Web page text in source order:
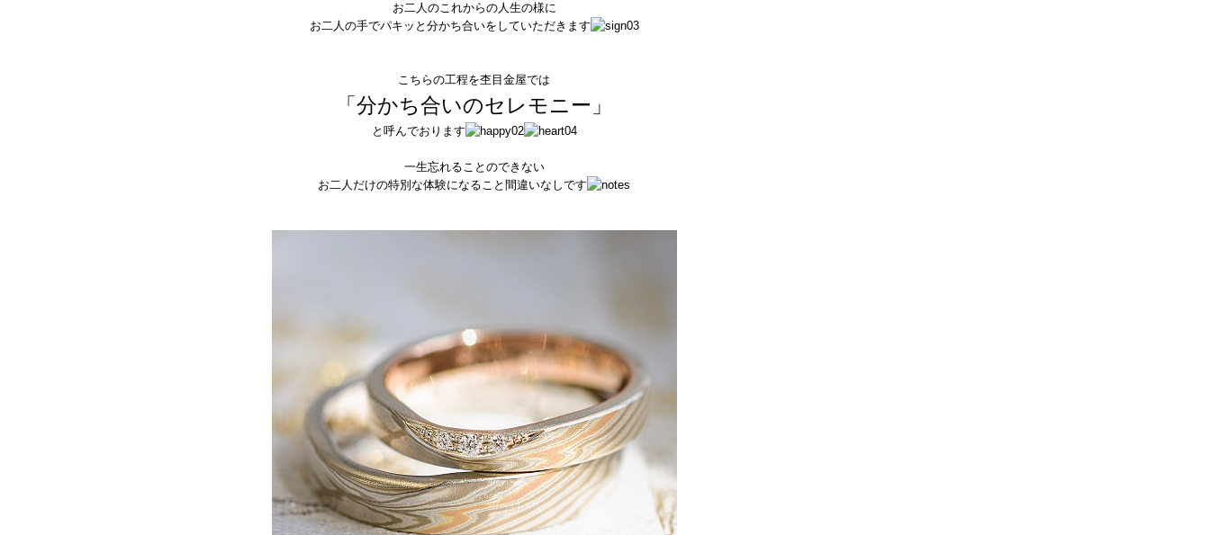
お二人のこれからの人生の様に
お二人の手でパキッと分かち合いをしていただきます
こちらの工程を杢目金屋では
「分かち合いのセレモニー」
と呼んでおります
一生忘れることのできない
お二人だけの特別な体験になること間違いなしです